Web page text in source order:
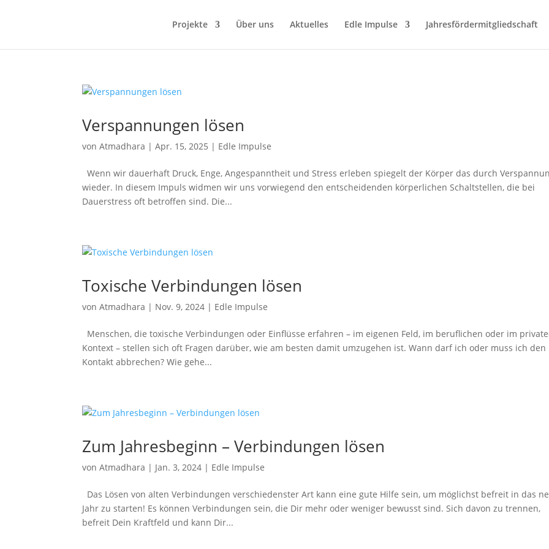
Projekte Über uns Aktuelles Edle Impulse Jahresfördermitgliedschaft
Verspannungen lösen
vonAtmadhara |Apr. 15, 2025 | Edle Impulse
Wenn wir dauerhaft Druck, Enge, Angespanntheit und Stress erleben spiegelt der Körper das durch
wieder. In diesem Impuls widmen wir uns vorwiegend den entscheidenden körperlichen Schaltstellen, die bei
Dauerstress oft betroffen sind. Die...
Toxische Verbindungen lösen
vonAtmadhara | Nov. 9, 2024 | Edle Impulse
Menschen, die toxische Verbindungen oder Einflüsse erfahren – im eigenen Feld, im beruflichen oder im
Kontext – stellen sich oft Fragen darüber, wie am besten damit umzugehen ist. Wann darf ich oder muss ich den
Kontakt abbrechen? Wie gehe...
Zum Jahresbeginn – Verbindungen lösen
vonAtmadhara | Jan. 3, 2024 | Edle Impulse
Das Lösen von alten Verbindungen verschiedenster Art kann eine gute Hilfe sein, um möglichst befreit in das
Jahr zu starten! Es können Verbindungen sein, die Dir mehr oder weniger bewusst sind. Sich davon zu trennen,
befreit Dein Kraftfeld und kann Dir...